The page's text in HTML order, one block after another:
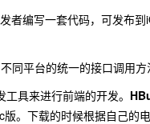
者编写一套代码，可发布
平台的统一的接口调用
具来进行前端的开发。
。下载的时候根据自己的